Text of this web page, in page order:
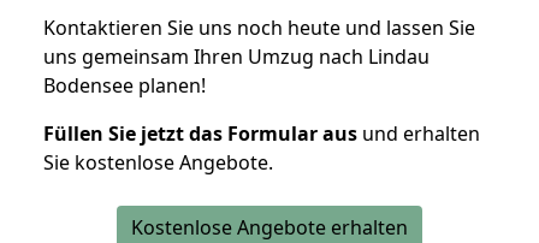
Kontaktieren Sie uns noch heute und lassen Sie
uns gemeinsam Ihren Umzug nach Lindau
Bodensee planen!
Füllen Sie jetzt das Formular aus und erhalten
Sie kostenlose Angebote.
Kostenlose Angebote erhalten